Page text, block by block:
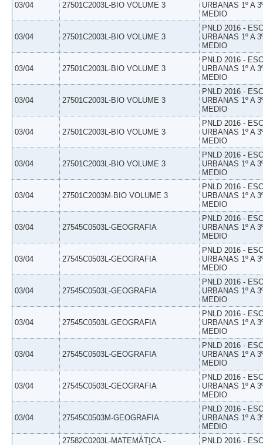
03/04 27501C2003L-BIO VOLUME 3
URBANAS 1º A
MEDIO
03/04 27501C2003L-BIO VOLUME 3
PNLD 2016 -
URBANAS 1º A
MEDIO
03/04 27501C2003L-BIO VOLUME 3
PNLD 2016 -
URBANAS 1º A
MEDIO
03/04 27501C2003L-BIO VOLUME 3
PNLD 2016 -
URBANAS 1º A
MEDIO
03/04 27501C2003L-BIO VOLUME 3
PNLD 2016 -
URBANAS 1º A
MEDIO
03/04 27501C2003L-BIO VOLUME 3
PNLD 2016 -
URBANAS 1º A
MEDIO
03/04 27501C2003M-BIO VOLUME 3
PNLD 2016 -
URBANAS 1º A
MEDIO
03/04 27545C0503L-GEOGRAFIA
PNLD 2016 -
URBANAS 1º A
MEDIO
03/04 27545C0503L-GEOGRAFIA
PNLD 2016 -
URBANAS 1º A
MEDIO
03/04 27545C0503L-GEOGRAFIA
PNLD 2016 -
URBANAS 1º A
MEDIO
03/04 27545C0503L-GEOGRAFIA
PNLD 2016 -
URBANAS 1º A
MEDIO
03/04 27545C0503L-GEOGRAFIA
PNLD 2016 -
URBANAS 1º A
MEDIO
03/04 27545C0503L-GEOGRAFIA
PNLD 2016 -
URBANAS 1º A
MEDIO
03/04 27545C0503M-GEOGRAFIA
PNLD 2016 -
URBANAS 1º A
MEDIO
27582C0203L-MATEMÁTICA -
PNLD 2016 -